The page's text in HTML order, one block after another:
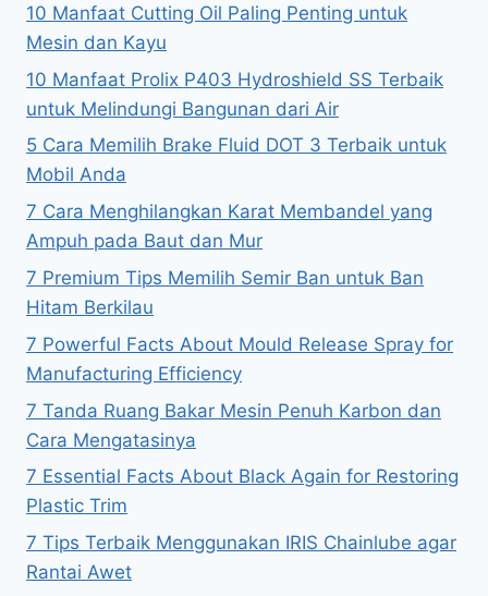
10 Manfaat Cutting Oil Paling Penting untuk
Mesin dan Kayu
10 Manfaat Prolix P403 Hydroshield SS Terbaik
untuk Melindungi Bangunan dari Air
5 Cara Memilih Brake Fluid DOT 3 Terbaik untuk
Mobil Anda
7 Cara Menghilangkan Karat Membandel yang
Ampuh pada Baut dan Mur
7 Premium Tips Memilih Semir Ban untuk Ban
Hitam Berkilau
7 Powerful Facts About Mould Release Spray for
Manufacturing Efficiency
7 Tanda Ruang Bakar Mesin Penuh Karbon dan
Cara Mengatasinya
7 Essential Facts About Black Again for Restoring
Plastic Trim
7 Tips Terbaik Menggunakan IRIS Chainlube agar
Rantai Awet